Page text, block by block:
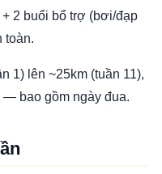
2 buổi bổ trợ (bơi/đạp
toàn.
1) lên ~25km (tuần 11),
— bao gồm ngày đua.